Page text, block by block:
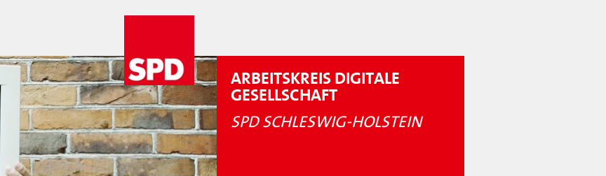
ARBEITSKREIS DIGITALE
GESELLSCHAFT
SPD SCHLESWIG-HOLSTEIN